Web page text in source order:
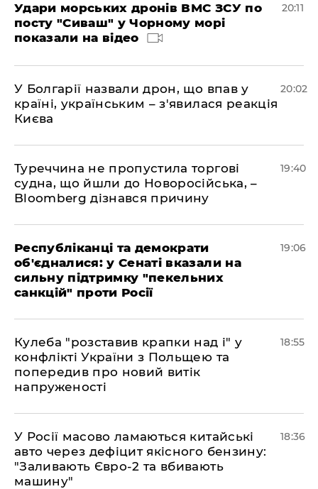
Удари морських дронів ВМС ЗСУ по
посту "Сиваш" у Чорному морі
показали на відео
20:11
У Болгарії назвали дрон, що впав у
країні, українським – з'явилася реакція
Києва
20:02
Туреччина не пропустила торгові
судна, що йшли до Новоросійська, –
Bloomberg дізнався причину
19:40
Республіканці та демократи
об'єдналися: у Сенаті вказали на
сильну підтримку "пекельних
санкцій" проти Росії
19:06
Кулеба "розставив крапки над і" у
конфлікті України з Польщею та
попередив про новий витік
напруженості
18:55
У Росії масово ламаються китайські
авто через дефіцит якісного бензину:
"Заливають Євро-2 та вбивають
машину"
18:36